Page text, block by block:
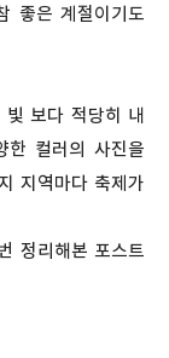
좋은 계절이기도
보다 적당히 내
한 컬러의 사진을
지역마다 축제가
정리해본 포스트